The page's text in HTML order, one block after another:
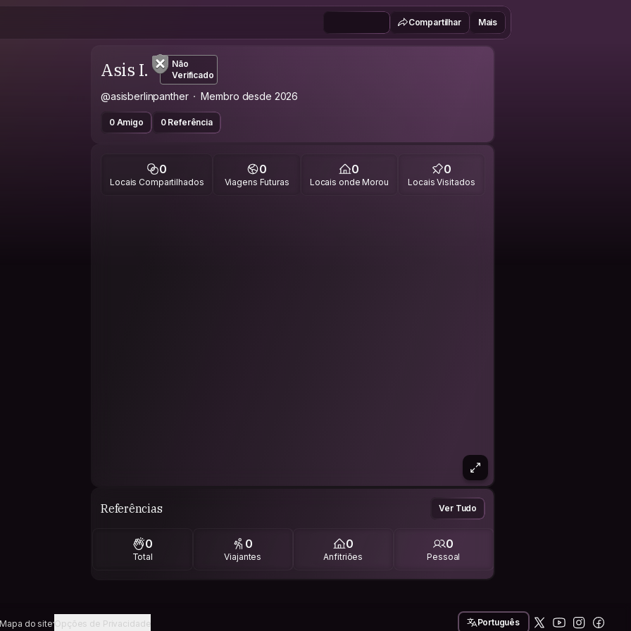
Compartilhar Mais
Asis I.
Não
Verificado
@asisberlinpanther Membro desde 2026
0 Amigo 0 Referência
0
Locais Compartilhados
0
Viagens Futuras
0
Locais onde Morou
0
Locais Visitados
Referências Ver Tudo
0
Total
0
Viajantes
0
Anfitriões
0
Pessoal
Mapa do siteOpções de Privacidade Português